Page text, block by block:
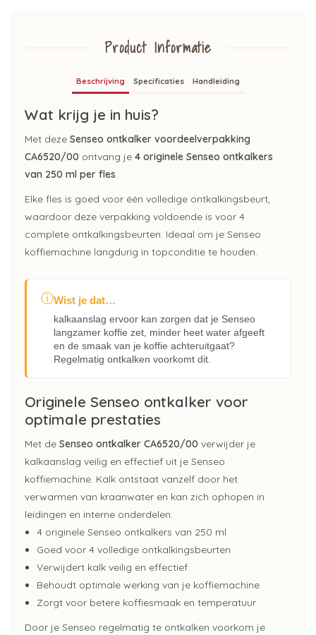
Product Informatie
Beschrijving Specificaties Handleiding
Wat krijg je in huis?
Met deze Senseo ontkalker voordeelverpakking
CA6520/00 ontvang je 4 originele Senseo ontkalkers
van 250 ml per fles.
Elke fles is goed voor één volledige ontkalkingsbeurt,
waardoor deze verpakking voldoende is voor 4
complete ontkalkingsbeurten. Ideaal om je Senseo
koffiemachine langdurig in topconditie te houden.
ⓘWist je dat…
kalkaanslag ervoor kan zorgen dat je Senseo
langzamer koffie zet, minder heet water afgeeft
en de smaak van je koffie achteruitgaat?
Regelmatig ontkalken voorkomt dit.
Originele Senseo ontkalker voor
optimale prestaties
Met de Senseo ontkalker CA6520/00 verwijder je
kalkaanslag veilig en effectief uit je Senseo
koffiemachine. Kalk ontstaat vanzelf door het
verwarmen van kraanwater en kan zich ophopen in
leidingen en interne onderdelen.
4 originele Senseo ontkalkers van 250 ml
Goed voor 4 volledige ontkalkingsbeurten
Verwijdert kalk veilig en effectief
Behoudt optimale werking van je koffiemachine
Zorgt voor betere koffiesmaak en temperatuur
Door je Senseo regelmatig te ontkalken voorkom je